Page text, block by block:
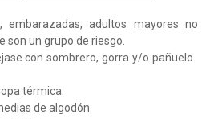
adultos mayores no
son un grupo de riesgo.
con sombrero, gorra y/o pañuelo.
térmica.
de algodón.